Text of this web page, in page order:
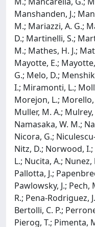
Manshanden, J.;
M.; Mariazzi, A. G.;
D.; Martinelli, S.;
M.; Mathes, H. J.;
Mayotte, E.;
G.; Melo, D.;
I.; Miramonti, L.;
Morejon, L.; Morello,
Muller, M. A.;
Namasaka, W. M.;
Nicora, G.;
Nitz, D.; Norwood,
L.; Nucita, A.;
Pallotta, J.;
Pawlowsky, J.; Pech,
R.; Pena-Rodriguez,
Bertolli, C. P.;
Pierog, T.; Pimenta,